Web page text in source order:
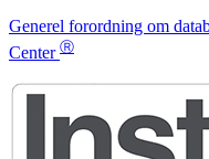
Generel forordning om
Center Ⓡ